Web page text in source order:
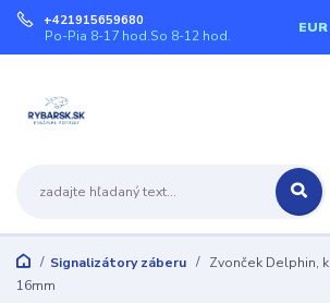
EUR
+421915659680
Po-Pia 8-17 hod.So 8-12 hod.
Signalizátory záberu
Zvonček Delphin,
16mm